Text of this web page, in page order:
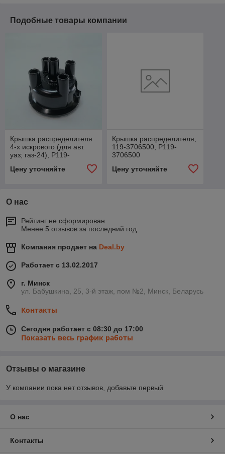
Подобные товары компании
Крышка распределителя
4-х искрового (для авт.
уаз; газ-24), Р119-
Цену уточняйте
Крышка распределителя,
119-3706500, Р119-
3706500
Цену уточняйте
О нас
Рейтинг не сформирован
Менее 5 отзывов за последний год
Компания продает на Deal.by
Работает с 13.02.2017
г. Минск
ул. Бабушкина, 25, 3-й этаж, пом №2, Минск, Беларусь
Контакты
Сегодня работает с 08:30 до 17:00
Показать весь график работы
Отзывы о магазине
У компании пока нет отзывов, добавьте первый
О нас
Контакты